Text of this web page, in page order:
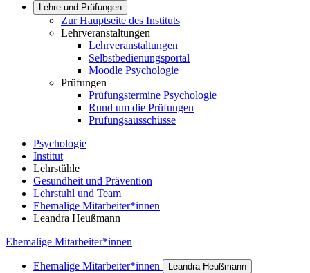
Lehre und Prüfungen
Zur Hauptseite des Instituts
Lehrveranstaltungen
Lehrveranstaltungen
Selbstbedienungsportal
Moodle Psychologie
Prüfungen
Prüfungstermine Psychologie
Rund um die Prüfungen
Prüfungsausschüsse
Psychologie
Institut
Lehrstühle
Gesundheit und Prävention
Lehrstuhl und Team
Ehemalige Mitarbeiter*innen
Leandra Heußmann
Ehemalige Mitarbeiter*innen
Ehemalige Mitarbeiter*innen Leandra Heußmann